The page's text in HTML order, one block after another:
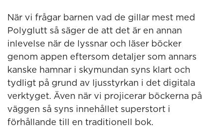
När vi frågar barnen vad de gillar mest med
Polyglutt så säger de att det är en annan
inlevelse när de lyssnar och läser böcker
genom appen eftersom detaljer som annars
kanske hamnar i skymundan syns klart och
tydligt på grund av ljusstyrkan i det digitala
verktyget. Även när vi projicerar böckerna på
väggen så syns innehållet superstort i
förhållande till en traditionell bok.